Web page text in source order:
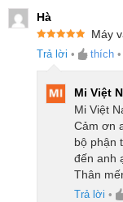
Đèn UVC
Khử mùi và
hoạt tính
Trang bị bộ
Thiết kế
Điều khiển
tầm tay
Hà
hạng55
Máy
Trả lời • thích •
Mi Việt
Mi Việt
Cảm ơn
bộ phận
đến anh
Thân
Trả lời •